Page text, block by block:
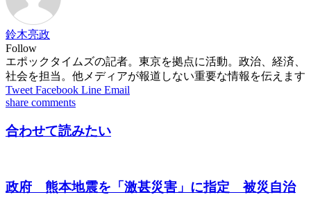
鈴木亮政
Follow
エポックタイムズの記者。東京を拠点に活動。政治、経済、
社会を担当。他メディアが報道しない重要な情報を伝えます
Tweet Facebook Line Email
share comments
合わせて読みたい
政府 熊本地震を「激甚災害」に指定 被災自治